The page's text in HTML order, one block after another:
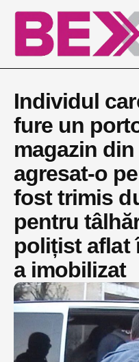
Individul
fure un
magazin
agresat-o
fost trimis
pentru
polițist aflat
a imobilizat